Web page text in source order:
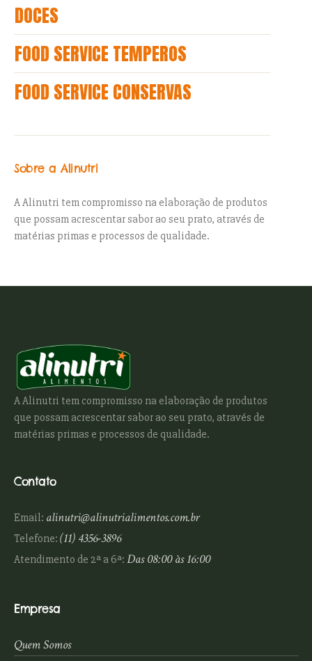
DOCES
FOOD SERVICE TEMPEROS
FOOD SERVICE CONSERVAS
Sobre a Alinutri
A Alinutri tem compromisso na elaboração de produtos
que possam acrescentar sabor ao seu prato, através de
matérias primas e processos de qualidade.
A Alinutri tem compromisso na elaboração de produtos
que possam acrescentar sabor ao seu prato, através de
matérias primas e processos de qualidade.
Contato
Email: alinutri@alinutrialimentos.com.br
Telefone:(11) 4356-3896
Atendimento de 2ª a 6ª:Das 08:00 às 16:00
Empresa
Quem Somos